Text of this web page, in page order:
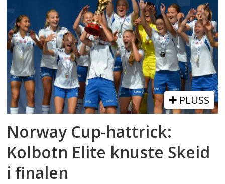
PLUSS
Norway Cup-hattrick:
Kolbotn Elite knuste Skeid
i finalen